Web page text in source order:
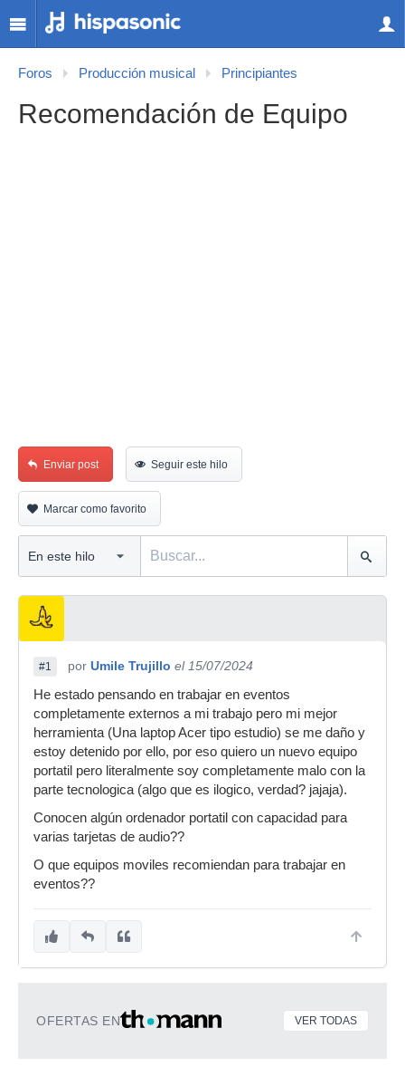
Foros Producción musical Principiantes
Recomendación de Equipo
Enviar post Seguir este hilo
Marcar como favorito
#1 por Umile Trujillo el 15/07/2024
He estado pensando en trabajar en eventos
completamente externos a mi trabajo pero mi mejor
herramienta (Una laptop Acer tipo estudio) se me daño y
estoy detenido por ello, por eso quiero un nuevo equipo
portatil pero literalmente soy completamente malo con la
parte tecnologica (algo que es ilogico, verdad? jajaja).
Conocen algún ordenador portatil con capacidad para
varias tarjetas de audio??
O que equipos moviles recomiendan para trabajar en
eventos??
OFERTAS EN VER TODAS